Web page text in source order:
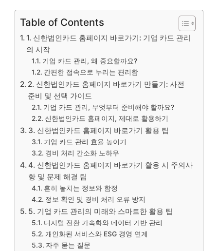
Table of Contents
1. 신한법인카드 홈페이지 바로가기: 기업 카드 관리
의 시작
기업 카드 관리, 왜 중요할까요?
간편한 접속으로 누리는 편리함
2. 신한법인카드 홈페이지 바로가기 만들기: 사전
준비 및 선택 가이드
기업 카드 관리, 무엇부터 준비해야 할까요?
신한법인카드 홈페이지, 제대로 활용하기
3. 신한법인카드 홈페이지 바로가기 활용 팁
기업 카드 관리 효율 높이기
경비 처리 간소화 노하우
4. 신한법인카드 홈페이지 바로가기 활용 시 주의사
항 및 문제 해결 팁
흔히 놓치는 정보와 함정
정보 확인 및 경비 처리 오류 방지
5. 기업 카드 관리의 미래와 스마트한 활용 팁
디지털 전환 가속화와 데이터 기반 관리
개인화된 서비스와 ESG 경영 연계
자주 묻는 질문